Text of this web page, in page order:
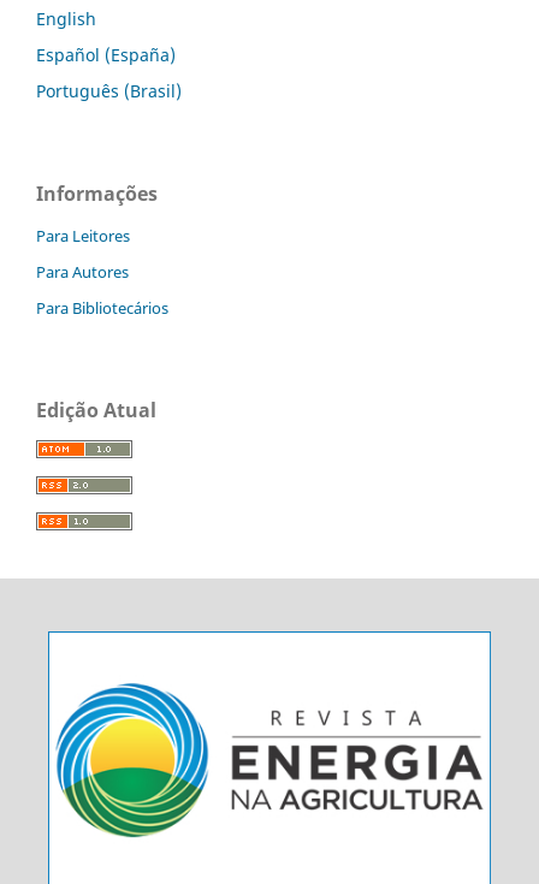
English
Español (España)
Português (Brasil)
Informações
Para Leitores
Para Autores
Para Bibliotecários
Edição Atual